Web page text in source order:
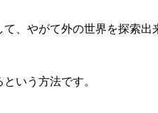
、やがて外の世界を探索出
いう方法です。